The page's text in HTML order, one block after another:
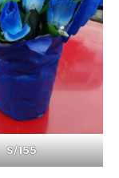
S/155